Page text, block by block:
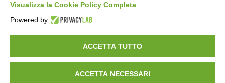
CHIUSO
Consorzio Turistico Porte di Valtellina. All rights reserved.
Visualizza la Cookie Policy Completa
Powered by
ACCETTA TUTTO
ACCETTA NECESSARI